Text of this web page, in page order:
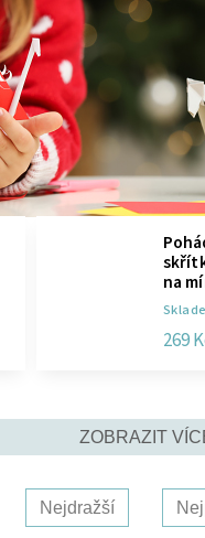
na
269
ZOBRAZIT
Nejdražší